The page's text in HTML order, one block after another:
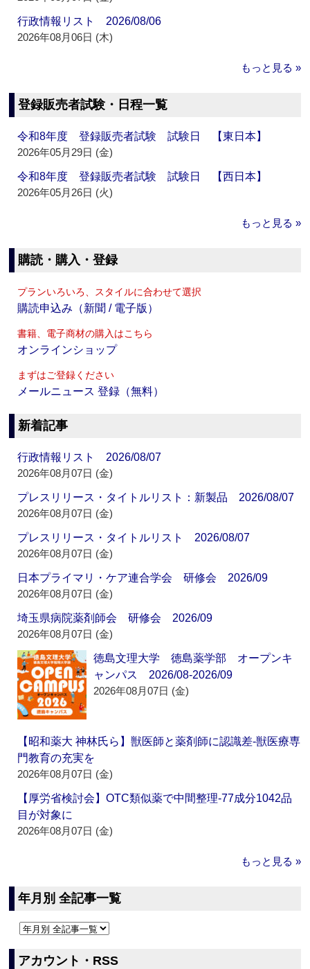
行政情報リスト 2026/08/06
2026年08月06日 (木)
もっと見る »
登録販売者試験・日程一覧
令和8年度 登録販売者試験 試験日 【東日本】
2026年05月29日 (金)
令和8年度 登録販売者試験 試験日 【西日本】
2026年05月26日 (火)
もっと見る »
購読・購入・登録
プランいろいろ、スタイルに合わせて選択
購読申込み（新聞 / 電子版）
書籍、電子商材の購入はこちら
オンラインショップ
まずはご登録ください
メールニュース 登録（無料）
新着記事
行政情報リスト 2026/08/07
2026年08月07日 (金)
プレスリリース・タイトルリスト：新製品 2026/08/07
2026年08月07日 (金)
プレスリリース・タイトルリスト 2026/08/07
2026年08月07日 (金)
日本プライマリ・ケア連合学会 研修会 2026/09
2026年08月07日 (金)
埼玉県病院薬剤師会 研修会 2026/09
2026年08月07日 (金)
徳島文理大学 徳島薬学部 オープンキ
ャンパス 2026/08-2026/09
2026年08月07日 (金)
【昭和薬大 神林氏ら】獣医師と薬剤師に認識差‐獣医療専
門教育の充実を
2026年08月07日 (金)
【厚労省検討会】OTC類似薬で中間整理‐77成分1042品
目が対象に
2026年08月07日 (金)
もっと見る »
年月別 全記事一覧
アカウント・RSS